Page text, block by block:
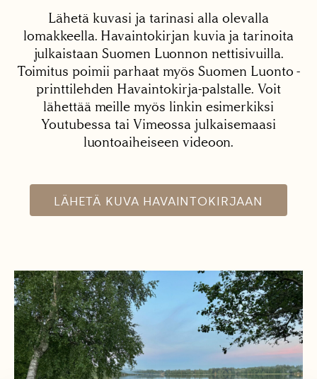
Lähetä kuvasi ja tarinasi alla olevalla
lomakkeella. Havaintokirjan kuvia ja tarinoita
julkaistaan Suomen Luonnon nettisivuilla.
Toimitus poimii parhaat myös Suomen Luonto -
printtilehden Havaintokirja-palstalle. Voit
lähettää meille myös linkin esimerkiksi
Youtubessa tai Vimeossa julkaisemaasi
luontoaiheiseen videoon.
LÄHETÄ KUVA HAVAINTOKIRJAAN